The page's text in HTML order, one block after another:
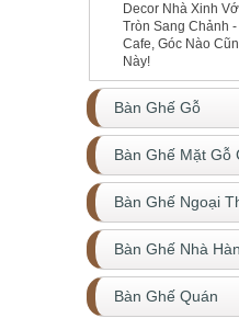
Decor Nhà Xinh
Tròn Sang Chảnh
Cafe, Góc Nào
Này!
Bàn Ghế Gỗ
Bàn Ghế Mặt Gỗ
Bàn Ghế Ngoại
Bàn Ghế Nhà
Bàn Ghế Quán